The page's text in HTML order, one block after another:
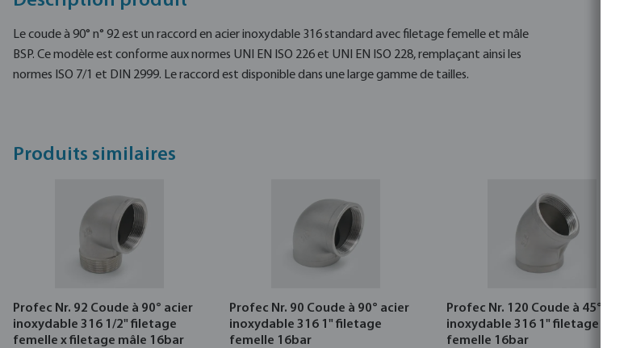
Le coude à 90° n° 92 est un raccord en acier inoxydable 316 standard avec filetage femelle et mâle
BSP. Ce modèle est conforme aux normes UNI EN ISO 226 et UNI EN ISO 228, remplaçant ainsi les
normes ISO 7/1 et DIN 2999. Le raccord est disponible dans une large gamme de tailles.
Produits similaires
Profec Nr. 92 Coude à 90° acier
inoxydable 316 1/2" filetage
femelle x filetage mâle 16bar
Profec Nr. 90 Coude à 90° acier
inoxydable 316 1" filetage
femelle 16bar
Profec Nr. 120 Coude à 45° acier
inoxydable 316 1" filetage
femelle 16bar